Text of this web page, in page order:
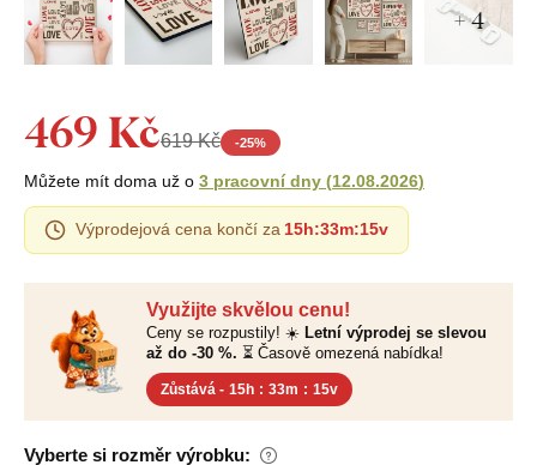
+ 4
Využijte skvělou cenu!
Ceny se rozpustily! ☀️ Letní výprodej se slevou
až do -30 %. ⏳ Časově omezená nabídka!
Zůstává - 15h : 33m : 14v
Vyberte si rozměr výrobku:
469 Kč619 Kč -25%
Můžete mít doma už o 3 pracovní dny (12.08.2026)
Výprodejová cena končí za 15h:33m:14v